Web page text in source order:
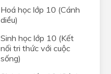
Hoá học lớp 10 (Cánh
diều)
Sinh học lớp 10 (Kết
nối tri thức với cuộc
sống)